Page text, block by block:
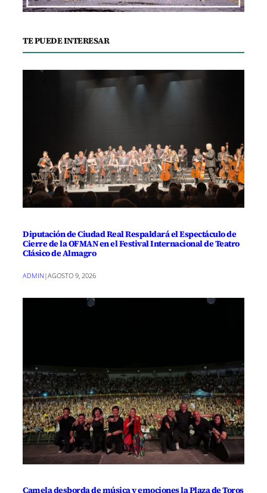
TE PUEDE INTERESAR
Diputación de Ciudad Real Respaldará el Espectáculo de
Cierre de la OFMAN en el Festival Internacional de Teatro
Clásico de Almagro
ADMIN |AGOSTO 9, 2026
Camela desborda de música y emociones la Plaza de Toros